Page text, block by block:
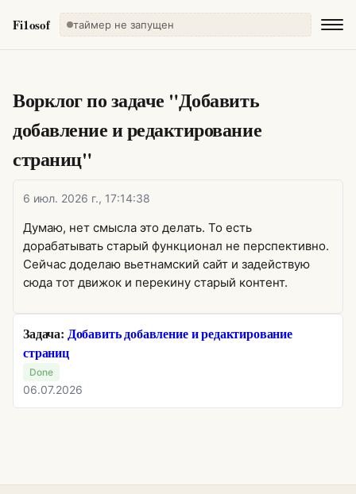
Fi1osof таймер не запущен
Ворклог по задаче "Добавить
добавление и редактирование
страниц"
6 июл. 2026 г., 17:14:38
Думаю, нет смысла это делать. То есть
дорабатывать старый функционал не перспективно.
Сейчас доделаю вьетнамский сайт и задействую
сюда тот движок и перекину старый контент.
Задача: Добавить добавление и редактирование
страниц
Done
06.07.2026